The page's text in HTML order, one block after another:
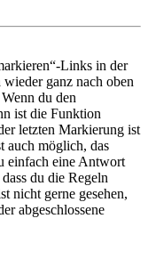
Links in der
ganz nach oben
du den
ist die Funktion
letzten Markierung ist
auch möglich, das
einfach eine Antwort
du die Regeln
nicht gerne gesehen,
abgeschlossene